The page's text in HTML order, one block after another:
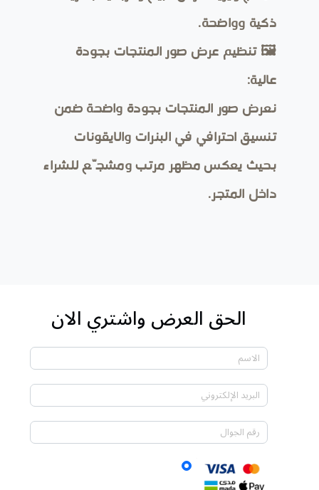
ذكية وواضحة.
🖼️ تنظيم عرض صور المنتجات بجودة
عالية:
نعرض صور المنتجات بجودة واضحة ضمن
تنسيق احترافي في البنرات والايقونات
بحيث يعكس مظهر مرتب ومشجّع للشراء
داخل المتجر.
الحق العرض واشتري الان